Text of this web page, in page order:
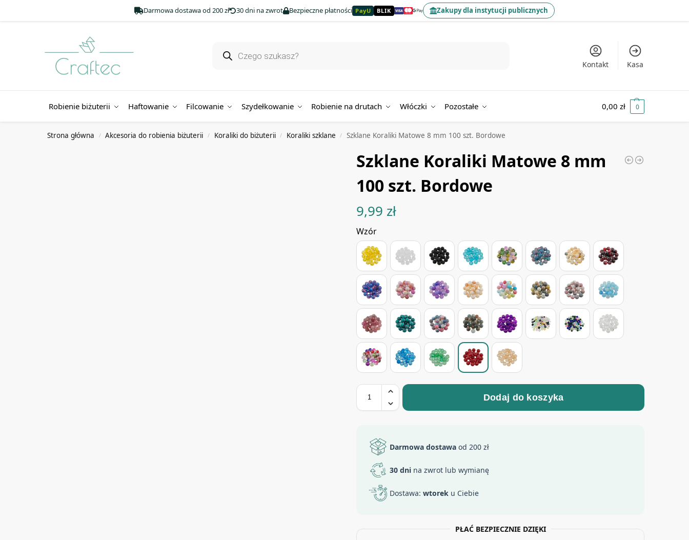
Darmowa dostawa od 200 zł 30 dni na zwrot Bezpieczne płatności PayU BLIK Zakupy dla instytucji publicznych
Kontakt Kasa
Robienie biżuterii Haftowanie Filcowanie Szydełkowanie Robienie na drutach Włóczki Pozostałe 0,00 zł 0
Strona główna / Akcesoria do robienia biżuterii / Koraliki do biżuterii / Koraliki szklane / Szklane Koraliki Matowe 8 mm 100 szt. Bordowe
Szklane Koraliki Matowe 8 mm
100 szt. Bordowe
9,99 zł
Wzór
Dodaj do koszyka
Darmowa dostawa od 200 zł
30 dni na zwrot lub wymianę
Dostawa:wtorek u Ciebie
PŁAĆ BEZPIECZNIE DZIĘKI